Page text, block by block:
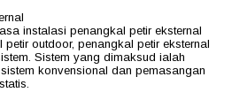
instalasi penangkal petir eksternal
outdoor, penangkal petir eksternal
Sistem yang dimaksud ialah
konvensional dan pemasangan